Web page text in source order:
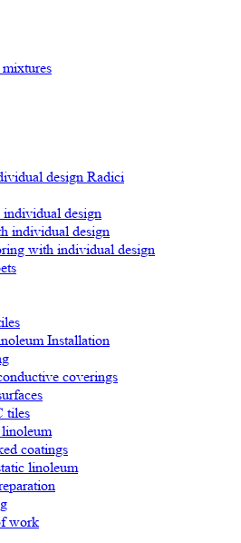
design Radici
design
individual design
with individual design
Installation
coverings
tiles
coatings
linoleum
work